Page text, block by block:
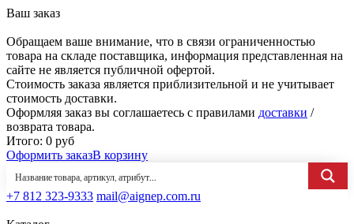
Ваш заказ
Обращаем ваше внимание, что в связи ограниченностью
товара на складе поставщика, информация представленная на
сайте не является публичной офертой.
Стоимость заказа является приблизительной и не учитывает
стоимость доставки.
Оформляя заказ вы соглашаетесь с правилами доставки /
возврата товара.
Итого: 0 руб
Оформить заказВ корзину
+7 812 323-9333 mail@aignep.com.ru